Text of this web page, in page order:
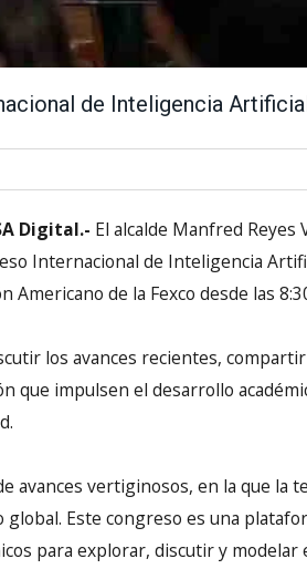
de Inteligencia
Digital.- El alcalde Manfred
Internacional de Inteligencia
Americano de la Fexco desde las
los avances recientes,
que impulsen el desarrollo
avances vertiginosos, en la que la
Este congreso es una
para explorar, discutir y